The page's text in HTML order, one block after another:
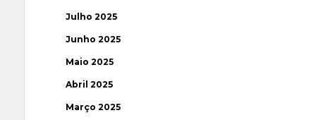
Julho 2025
Junho 2025
Maio 2025
Abril 2025
Março 2025